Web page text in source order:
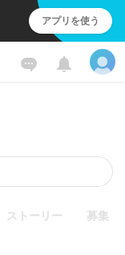
アプリを使う
ストーリー 募集